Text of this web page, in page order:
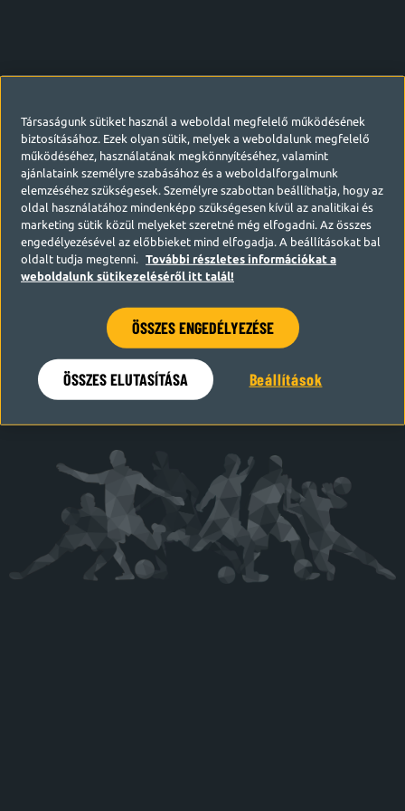
Hamarosan visszatérünk
Társaságunk sütiket használ a weboldal megfelelő működésének
biztosításához. Ezek olyan sütik, melyek a weboldalunk megfelelő
működéséhez, használatának megkönnyítéséhez, valamint
ajánlataink személyre szabásához és a weboldalforgalmunk
elemzéséhez szükségesek. Személyre szabottan beállíthatja, hogy az
oldal használatához mindenképp szükségesen kívül az analitikai és
marketing sütik közül melyeket szeretné még elfogadni. Az összes
engedélyezésével az előbbieket mind elfogadja. A beállításokat bal
oldalt tudja megtenni.
További részletes információkat a
weboldalunk sütikezeléséről itt talál!
ÖSSZES ENGEDÉLYEZÉSE
ÖSSZES ELUTASÍTÁSA Beállítások